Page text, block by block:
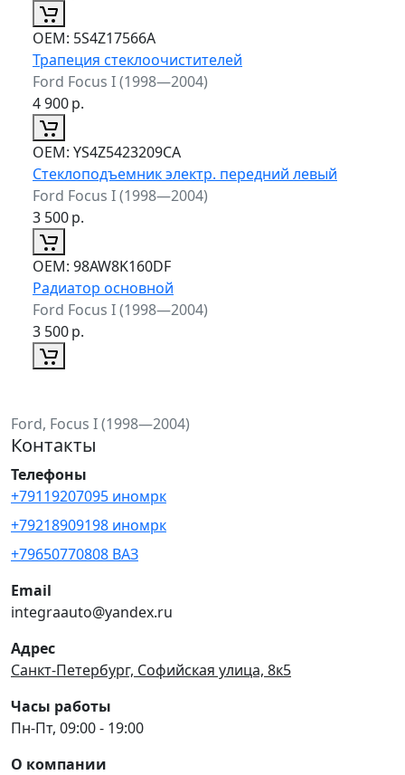
ОЕМ: 5S4Z17566A
Трапеция стеклоочистителей
Ford Focus I (1998—2004)
4 900р.
ОЕМ: YS4Z5423209CA
Стеклоподъемник электр. передний левый
Ford Focus I (1998—2004)
3 500р.
ОЕМ: 98AW8K160DF
Радиатор основной
Ford Focus I (1998—2004)
3 500р.
Ford, Focus I (1998—2004)
Контакты
Телефоны
+79119207095 иномрк
+79218909198 иномрк
+79650770808 ВАЗ
Email
integraauto@yandex.ru
Адрес
Санкт-Петербург, Софийская улица, 8к5
Часы работы
Пн-Пт, 09:00 - 19:00
О компании